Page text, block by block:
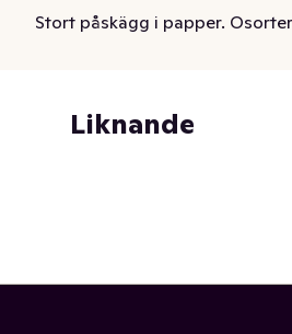
Stort påskägg i papper.
Liknande